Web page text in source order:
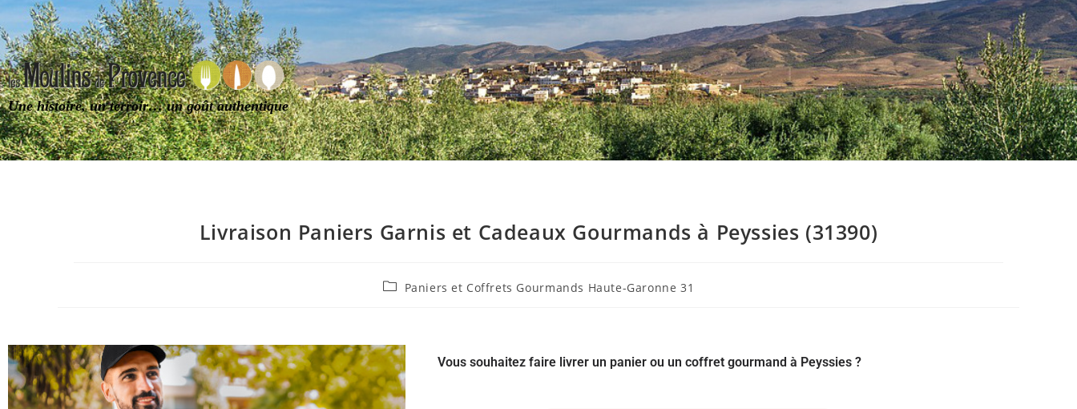
Une histoire, un terroir… un goût authentique
Livraison Paniers Garnis et Cadeaux Gourmands à Peyssies (31390)
Paniers et Coffrets Gourmands Haute-Garonne 31
Vous souhaitez faire livrer un panier ou un coffret gourmand à Peyssies ?